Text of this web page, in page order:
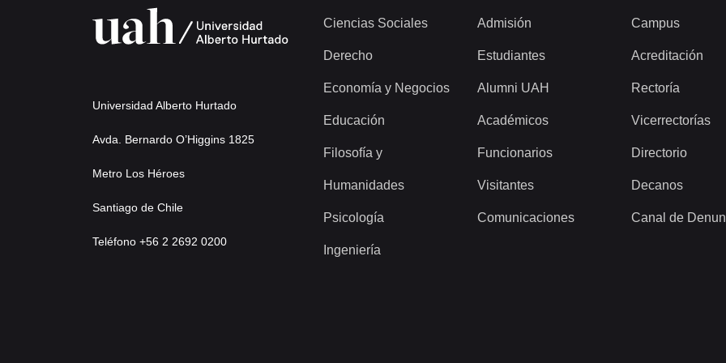
Universidad Alberto Hurtado
Avda. Bernardo O’Higgins 1825
Metro Los Héroes
Santiago de Chile
Teléfono +56 2 2692 0200
Ciencias Sociales
Derecho
Economía y Negocios
Educación
Filosofía y
Humanidades
Psicología
Ingeniería
Admisión
Estudiantes
Alumni UAH
Académicos
Funcionarios
Visitantes
Comunicaciones
Campus
Acreditación
Rectoría
Vicerrectorías
Directorio
Decanos
Canal de